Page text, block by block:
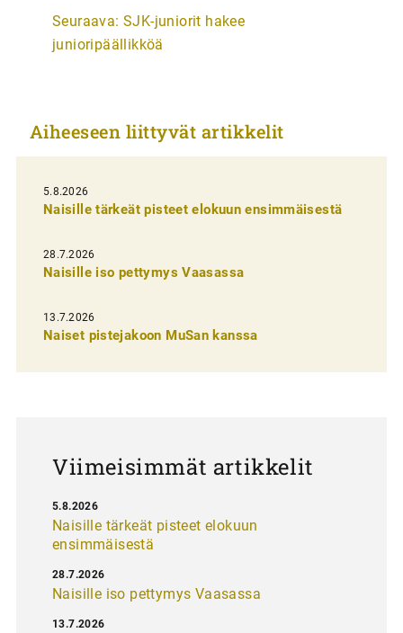
t
i
e
i
e
n
s
e
l
Seuraava: SJK-juniorit hakee
junioripäällikköä
Aiheeseen liittyvät artikkelit
5.8.2026
Naisille tärkeät pisteet elokuun ensimmäisestä
28.7.2026
Naisille iso pettymys Vaasassa
13.7.2026
Naiset pistejakoon MuSan kanssa
Viimeisimmät artikkelit
Naisille tärkeät pisteet elokuun
ensimmäisestä
5.8.2026
Naisille iso pettymys Vaasassa
28.7.2026
13.7.2026